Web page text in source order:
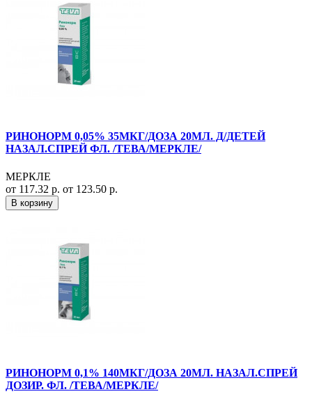
РИНОНОРМ 0,05% 35МКГ/ДОЗА 20МЛ. Д/ДЕТЕЙ
НАЗАЛ.СПРЕЙ ФЛ. /ТЕВА/МЕРКЛЕ/
МЕРКЛЕ
от 117.32 р. от 123.50 р.
В корзину
РИНОНОРМ 0,1% 140МКГ/ДОЗА 20МЛ. НАЗАЛ.СПРЕЙ
ДОЗИР. ФЛ. /ТЕВА/МЕРКЛЕ/